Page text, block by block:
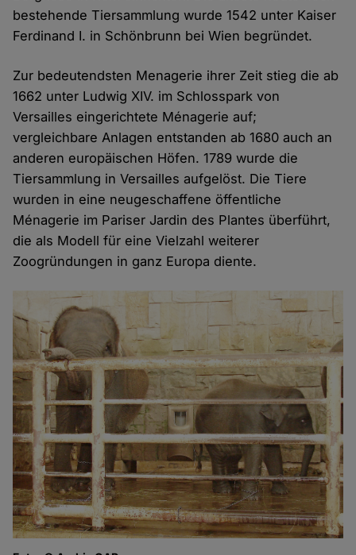
bestehende Tiersammlung wurde 1542 unter Kaiser
Ferdinand I. in Schönbrunn bei Wien begründet.
Zur bedeutendsten Menagerie ihrer Zeit stieg die ab
1662 unter Ludwig XIV. im Schlosspark von
Versailles eingerichtete Ménagerie auf;
vergleichbare Anlagen entstanden ab 1680 auch an
anderen europäischen Höfen. 1789 wurde die
Tiersammlung in Versailles aufgelöst. Die Tiere
wurden in eine neugeschaffene öffentliche
Ménagerie im Pariser Jardin des Plantes überführt,
die als Modell für eine Vielzahl weiterer
Zoogründungen in ganz Europa diente.